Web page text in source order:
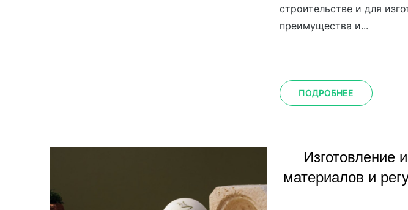
строительстве и для
преимущества и...
ПОДРОБНЕЕ
Изготовление
материалов и